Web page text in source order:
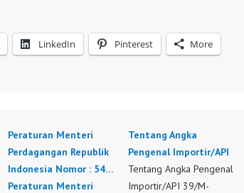
LinkedIn Pinterest More
Peraturan Menteri
Perdagangan Republik
Indonesia Nomor : 54…
Peraturan Menteri
Tentang Angka
Pengenal Importir/API
Tentang Angka Pengenal
Importir/API 39/M-